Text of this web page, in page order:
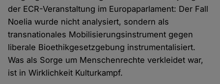
der ECR-Veranstaltung im Europaparlament: Der Fall
Noelia wurde nicht analysiert, sondern als
transnationales Mobilisierungsinstrument gegen
liberale Bioethikgesetzgebung instrumentalisiert.
Was als Sorge um Menschenrechte verkleidet war,
ist in Wirklichkeit Kulturkampf.